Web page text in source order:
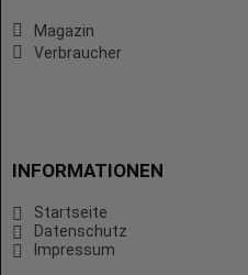
Magazin
Verbraucher
INFORMATIONEN
Startseite
Datenschutz
Impressum